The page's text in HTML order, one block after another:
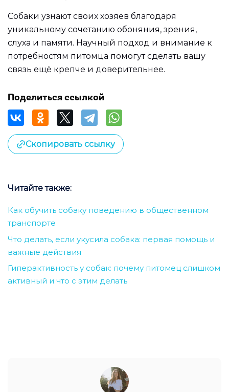
Собаки узнают своих хозяев благодаря
уникальному сочетанию обоняния, зрения,
слуха и памяти. Научный подход и внимание к
потребностям питомца помогут сделать вашу
связь ещё крепче и доверительнее.
Поделиться ссылкой
Скопировать ссылку
Читайте также:
Как обучить собаку поведению в общественном
транспорте
Что делать, если укусила собака: первая помощь и
важные действия
Гиперактивность у собак: почему питомец слишком
активный и что с этим делать